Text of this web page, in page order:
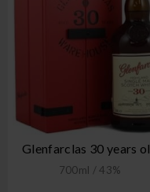
Glenfarclas 30 years
700ml / 43%